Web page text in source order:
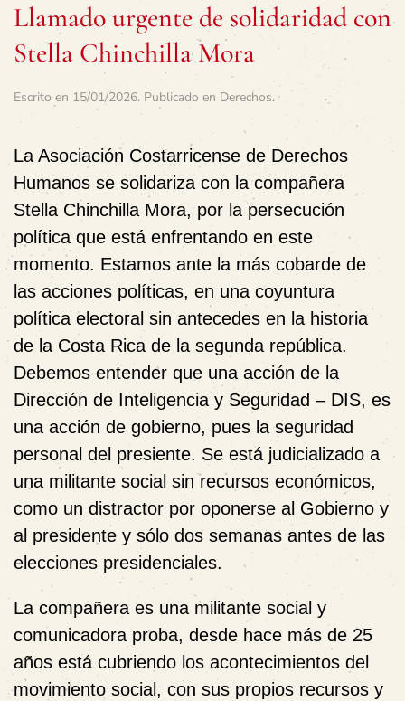
Llamado urgente de solidaridad con
Stella Chinchilla Mora
Escrito en 15/01/2026. Publicado en Derechos.
La Asociación Costarricense de Derechos
Humanos se solidariza con la compañera
Stella Chinchilla Mora, por la persecución
política que está enfrentando en este
momento. Estamos ante la más cobarde de
las acciones políticas, en una coyuntura
política electoral sin antecedes en la historia
de la Costa Rica de la segunda república.
Debemos entender que una acción de la
Dirección de Inteligencia y Seguridad – DIS, es
una acción de gobierno, pues la seguridad
personal del presiente. Se está judicializado a
una militante social sin recursos económicos,
como un distractor por oponerse al Gobierno y
al presidente y sólo dos semanas antes de las
elecciones presidenciales.
La compañera es una militante social y
comunicadora proba, desde hace más de 25
años está cubriendo los acontecimientos del
movimiento social, con sus propios recursos y